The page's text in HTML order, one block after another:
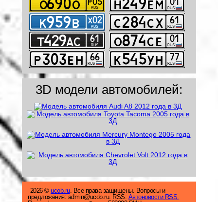
3D модели автомобилей:
2026 © ucob.ru. Все права защищены. Вопросы и
предложения: admin@ucob.ru. RSS: Автоновости RSS.